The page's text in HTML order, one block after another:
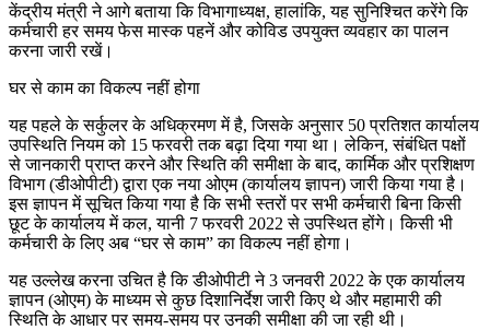
केंद्रीय मंत्री ने आगे बताया कि विभागाध्यक्ष, हालांकि, यह सुनिश्चित करेंगे कि
कर्मचारी हर समय फेस मास्क पहनें और कोविड ​​​​उपयुक्त व्यवहार का पालन
करना जारी रखें।
घर से काम का विकल्प नहीं होगा
यह पहले के सर्कुलर के अधिक्रमण में है, जिसके अनुसार 50 प्रतिशत कार्यालय
उपस्थिति नियम को 15 फरवरी तक बढ़ा दिया गया था। लेकिन, संबंधित पक्षों
से जानकारी प्राप्त करने और स्थिति की समीक्षा के बाद, कार्मिक और प्रशिक्षण
विभाग (डीओपीटी) द्वारा एक नया ओएम (कार्यालय ज्ञापन) जारी किया गया है।
इस ज्ञापन में सूचित किया गया है कि सभी स्तरों पर सभी कर्मचारी बिना किसी
छूट के कार्यालय में कल, यानी 7 फरवरी 2022 से उपस्थित होंगे। किसी भी
कर्मचारी के लिए अब “घर से काम” का विकल्प नहीं होगा।
यह उल्लेख करना उचित है कि डीओपीटी ने 3 जनवरी 2022 के एक कार्यालय
ज्ञापन (ओएम) के माध्यम से कुछ दिशानिर्देश जारी किए थे और महामारी की
स्थिति के आधार पर समय-समय पर उनकी समीक्षा की जा रही थी।